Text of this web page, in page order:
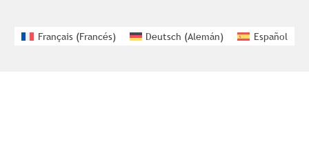
Français (Francés) Deutsch (Alemán) Español